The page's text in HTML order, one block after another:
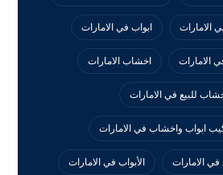
الامارات ابواب في الامارات
الامارات اخشاب الامارات
للبيع في الامارات
ابواب واخشاب في الامارات
الامارات الأبواب في الامارات